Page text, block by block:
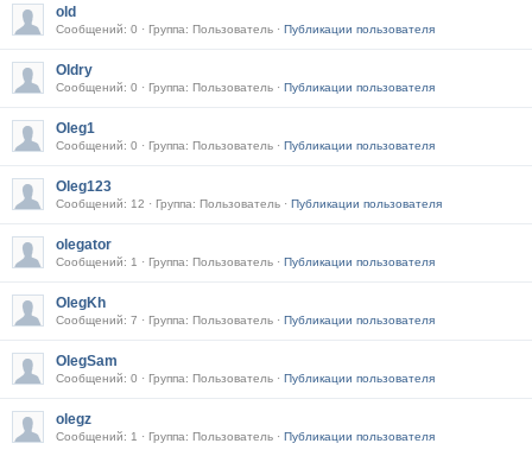
old
Сообщений: 0 · Группа: Пользователь · Публикации пользователя
Oldry
Сообщений: 0 · Группа: Пользователь · Публикации пользователя
Oleg1
Сообщений: 0 · Группа: Пользователь · Публикации пользователя
Oleg123
Сообщений: 12 · Группа: Пользователь · Публикации пользователя
olegator
Сообщений: 1 · Группа: Пользователь · Публикации пользователя
OlegKh
Сообщений: 7 · Группа: Пользователь · Публикации пользователя
OlegSam
Сообщений: 0 · Группа: Пользователь · Публикации пользователя
olegz
Сообщений: 1 · Группа: Пользователь · Публикации пользователя